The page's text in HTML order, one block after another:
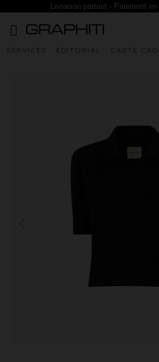
Livraison partout - Paiement
SERVICES EDITORIAL CARTE